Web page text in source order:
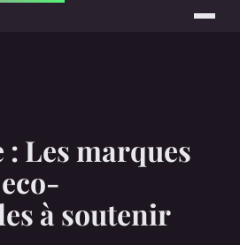
: Les marques
à soutenir